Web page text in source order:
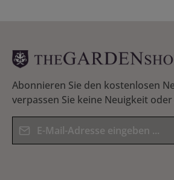
Abonnieren Sie den kostenlosen
verpassen Sie keine Neuigkeit
E-Mail-Adresse*